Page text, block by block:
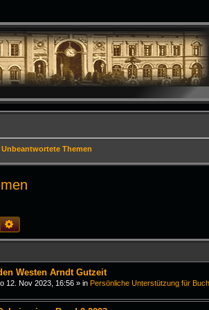
Unbeantwortete Themen
Erweiterte Suche
Westen Arndt Gutzeit
12. Nov 2023, 16:56» in Persönliche Unterstützung für